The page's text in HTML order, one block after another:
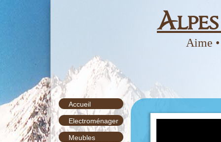
Aime
Accueil
Electroménager
Meubles